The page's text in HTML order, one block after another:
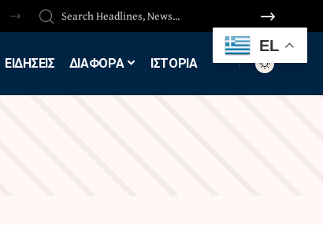
ΕΙΔΗΣΕΙΣ ΔΙΑΦΟΡΑ ΙΣΤΟΡΙΑ
EL